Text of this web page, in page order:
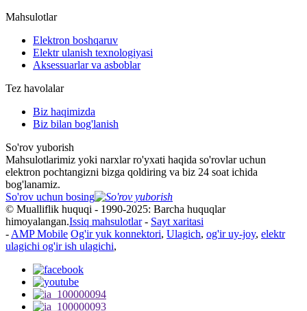
Mahsulotlar
Elektron boshqaruv
Elektr ulanish texnologiyasi
Aksessuarlar va asboblar
Tez havolalar
Biz haqimizda
Biz bilan bog'lanish
So'rov yuborish
Mahsulotlarimiz yoki narxlar ro'yxati haqida so'rovlar uchun
elektron pochtangizni bizga qoldiring va biz 24 soat ichida
bog'lanamiz.
So'rov uchun bosing
© Mualliflik huquqi - 1990-2025: Barcha huquqlar
himoyalangan.Issiq mahsulotlar- Sayt xaritasi
- AMP Mobile Og'ir yuk konnektori, Ulagich, og'ir uy-joy, elektr
ulagichi og'ir ish ulagichi,